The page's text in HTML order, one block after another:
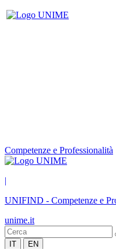
Competenze e Professionalità
|
UNIFIND - Competenze e
unime.it
IT EN